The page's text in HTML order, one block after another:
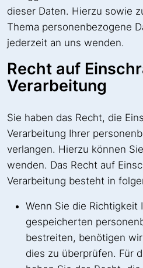
dieser Daten. Hierzu sowie
Thema personenbezogene
jederzeit an uns wenden.
Recht auf
Verarbeitung
Sie haben das Recht, die
Verarbeitung Ihrer
verlangen. Hierzu können
wenden. Das Recht auf
Verarbeitung besteht in
Wenn Sie die Richtigkeit
gespeicherten
bestreiten, benötigen
dies zu überprüfen. Für